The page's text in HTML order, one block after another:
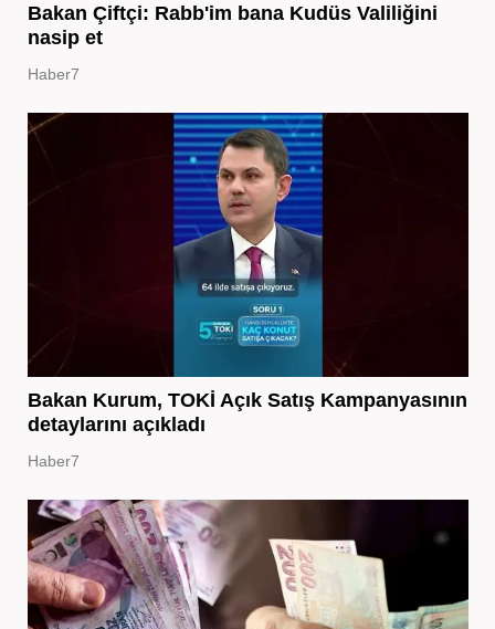
Bakan Çiftçi: Rabb'im bana Kudüs Valiliğini
nasip et
Haber7
Bakan Kurum, TOKİ Açık Satış Kampanyasının
detaylarını açıkladı
Haber7